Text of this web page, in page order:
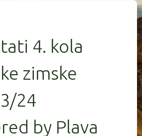
4. kola
zimske
24
by Plava